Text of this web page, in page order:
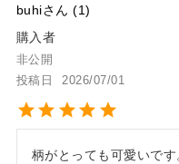
buhi
1
購入者
非公開
投稿日
2026/07/01
柄がとっても可愛いで